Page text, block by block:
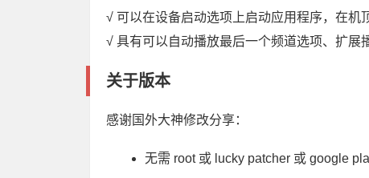
√ 可以在设备启动选项上启动应用程序，在机
√ 具有可以自动播放最后一个频道选项、扩展
关于版本
感谢国外大神修改分享：
无需 root 或 lucky patcher 或 google